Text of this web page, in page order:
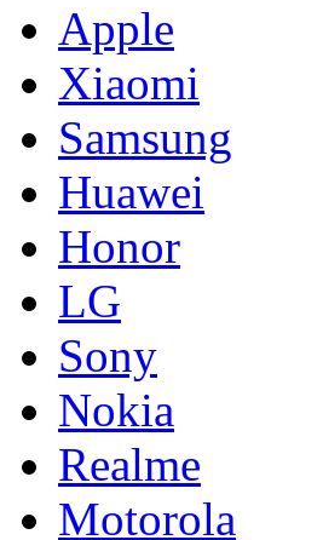
Apple
Xiaomi
Samsung
Huawei
Honor
LG
Sony
Nokia
Realme
Motorola